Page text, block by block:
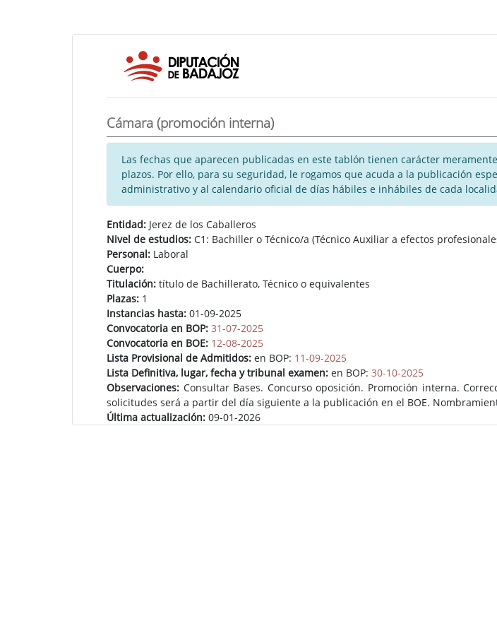
Cámara (promoción interna)
Las fechas que aparecen publicadas en este tablón tienen carácter
plazos. Por ello, para su seguridad, le rogamos que acuda a la publicación
administrativo y al calendario oficial de días hábiles e inhábiles de cada
Entidad: Jerez de los Caballeros
Nivel de estudios: C1: Bachiller o Técnico/a (Técnico Auxiliar a efectos
Personal: Laboral
Cuerpo:
Titulación: título de Bachillerato, Técnico o equivalentes
Plazas: 1
Instancias hasta: 01-09-2025
Convocatoria en BOP: 31-07-2025
Convocatoria en BOE: 12-08-2025
Lista Provisional de Admitidos: en BOP: 11-09-2025
Lista Definitiva, lugar, fecha y tribunal examen: en BOP: 30-10-2025
Observaciones: Consultar Bases. Concurso oposición. Promoción interna.
solicitudes será a partir del día siguiente a la publicación en el BOE.
Última actualización: 09-01-2026